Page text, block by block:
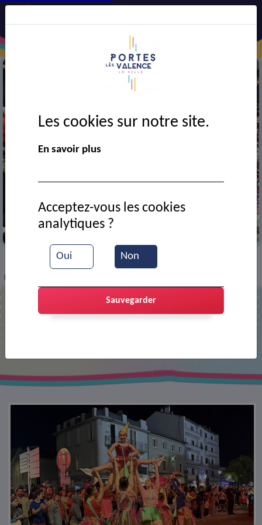
VIE MUNICIPALE > Ressources documentaires
Fêtes de mai 2025 : retour en images
Les cookies sur notre site.
En savoir plus
Oui Non
Acceptez-vous les cookies
analytiques ?
Sauvegarder